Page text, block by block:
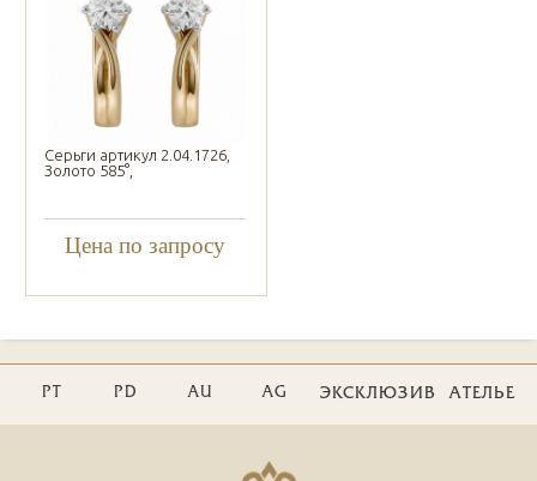
Серьги артикул 2.04.1726,
Золото 585°,
Цена по запросу
PT PD AU AG ЭКСКЛЮЗИВ АТЕЛЬЕ